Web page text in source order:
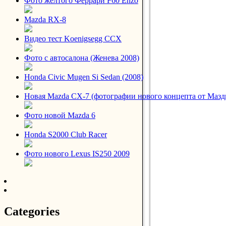
Mazda RX-8
Видео тест Koenigsegg CCX
Фото с автосалона (Женева 2008)
Honda Civic Mugen Si Sedan (2008)
Новая Mazda CX-7 (фотографии нового концепта от
Фото новой Mazda 6
Honda S2000 Club Racer
Фото нового Lexus IS250 2009
Categories